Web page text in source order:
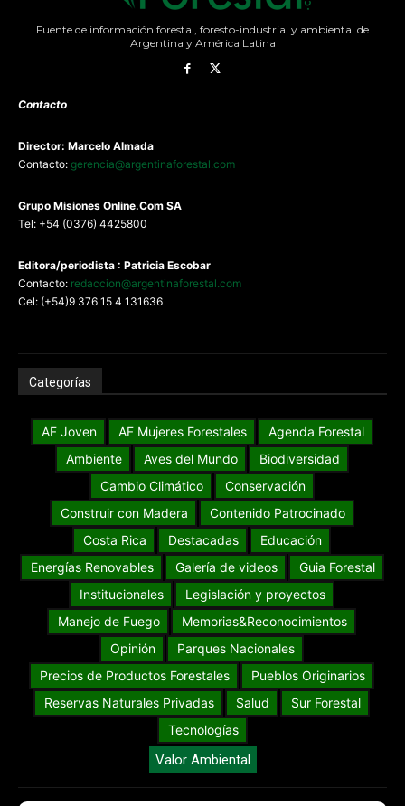
Fuente de información forestal, foresto-industrial y ambiental de
Argentina y América Latina
Contacto
Director: Marcelo Almada
Contacto: gerencia@argentinaforestal.com
Grupo Misiones Online.Com SA
Tel: +54 (0376) 4425800
Editora/periodista : Patricia Escobar
Contacto: redaccion@argentinaforestal.com
Cel: (+54)9 376 15 4 131636
Categorías
AF Joven AF Mujeres Forestales
Agenda Forestal
Ambiente
Aves del Mundo
Biodiversidad
Cambio Climático
Conservación
Construir con Madera
Contenido Patrocinado
Costa Rica
Destacadas
Educación
Energías Renovables
Galería de videos
Guia Forestal
Institucionales
Legislación y proyectos
Manejo de Fuego
Memorias&Reconocimientos
Opinión
Parques Nacionales
Precios de Productos Forestales
Pueblos Originarios
Reservas Naturales Privadas
Salud
Sur Forestal
Tecnologías
Valor Ambiental